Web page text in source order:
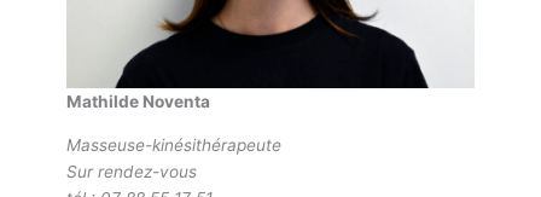
Mathilde Noventa
Masseuse-kinésithérapeute
Sur rendez-vous